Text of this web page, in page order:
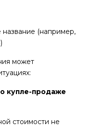
название (например,
может
купле-продаже
стоимости не